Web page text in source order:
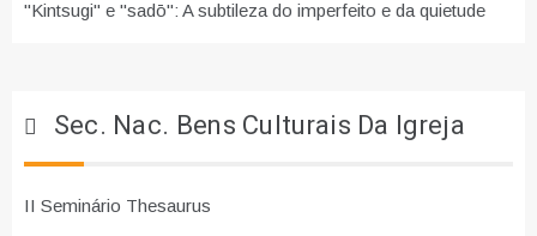
"Kintsugi" e "sadō": A subtileza do imperfeito e da quietude
Sec. Nac. Bens Culturais Da Igreja
II Seminário Thesaurus